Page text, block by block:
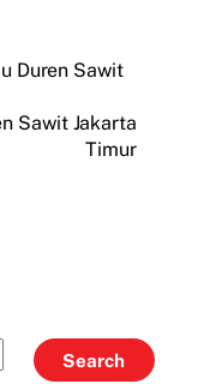
Duren Sawit
Sawit Jakarta
Timur
Search